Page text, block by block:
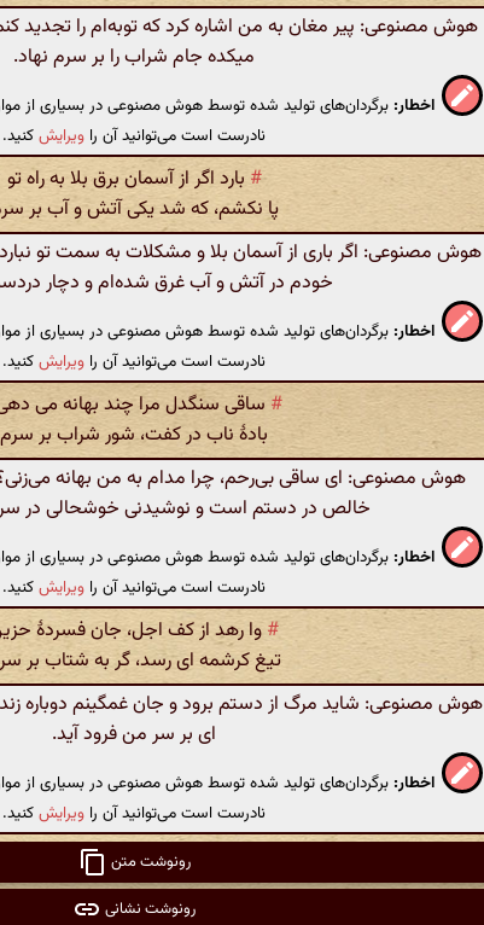
هوش مصنوعی: پیر مغان به من اشاره کرد که توبه‌ام را تجدید
میکده جام شراب را بر سرم نهاد.
اخطار: برگردان‌های تولید شده توسط هوش مصنوعی در بسیاری از
نادرست است می‌توانید آن را ویرایشکنید.
# بارد اگر از آسمان برق بلا به راه تو
پا نکشم، که شد یکی آتش و آب بر
هوش مصنوعی: اگر باری از آسمان بلا و مشکلات به سمت تو
خودم در آتش و آب غرق شده‌ام و دچار
اخطار: برگردان‌های تولید شده توسط هوش مصنوعی در بسیاری از
نادرست است می‌توانید آن را ویرایشکنید.
# ساقی سنگدل مرا چند بهانه می
بادهٔ ناب در کفت، شور شراب بر سرم
هوش مصنوعی: ای ساقی بی‌رحم، چرا مدام به من بهانه
خالص در دستم است و نوشیدنی خوشحالی در
اخطار: برگردان‌های تولید شده توسط هوش مصنوعی در بسیاری از
نادرست است می‌توانید آن را ویرایشکنید.
#وا رهد از کف اجل، جان فسردهٔ
تیغ کرشمه ای رسد، گر به شتاب بر
هوش مصنوعی: شاید مرگ از دستم برود و جان غمگینم دوباره
ای بر سر من فرود آید.
اخطار: برگردان‌های تولید شده توسط هوش مصنوعی در بسیاری از
نادرست است می‌توانید آن را ویرایشکنید.
رونوشت متن
رونوشت نشانی